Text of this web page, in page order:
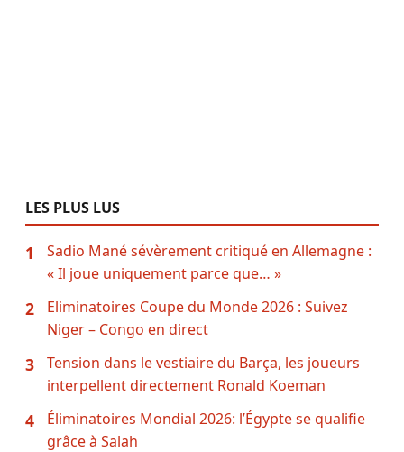
LES PLUS LUS
1
Sadio Mané sévèrement critiqué en Allemagne :
« Il joue uniquement parce que… »
2
Eliminatoires Coupe du Monde 2026 : Suivez
Niger – Congo en direct
3
Tension dans le vestiaire du Barça, les joueurs
interpellent directement Ronald Koeman
4
Éliminatoires Mondial 2026: l’Égypte se qualifie
grâce à Salah